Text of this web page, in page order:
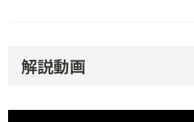
解説動画